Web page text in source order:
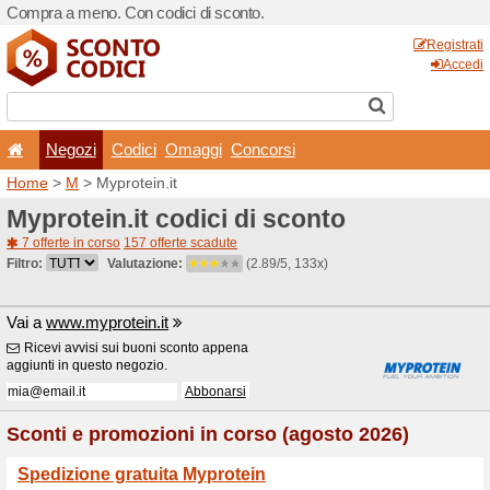
Compra a meno. Con
Negozi Codici
Home >M > Myprotein.it